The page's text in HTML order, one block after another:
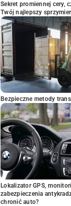
Sekret promiennej cery,
Twój najlepszy
Bezpieczne metody
Lokalizator GPS,
zabezpieczenia
chronić auto?